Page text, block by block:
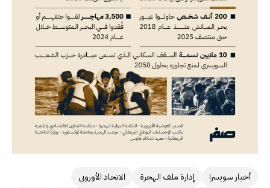
أخبار سويسرا إدارة ملف الهجرة
الاتحاد الأوروبي